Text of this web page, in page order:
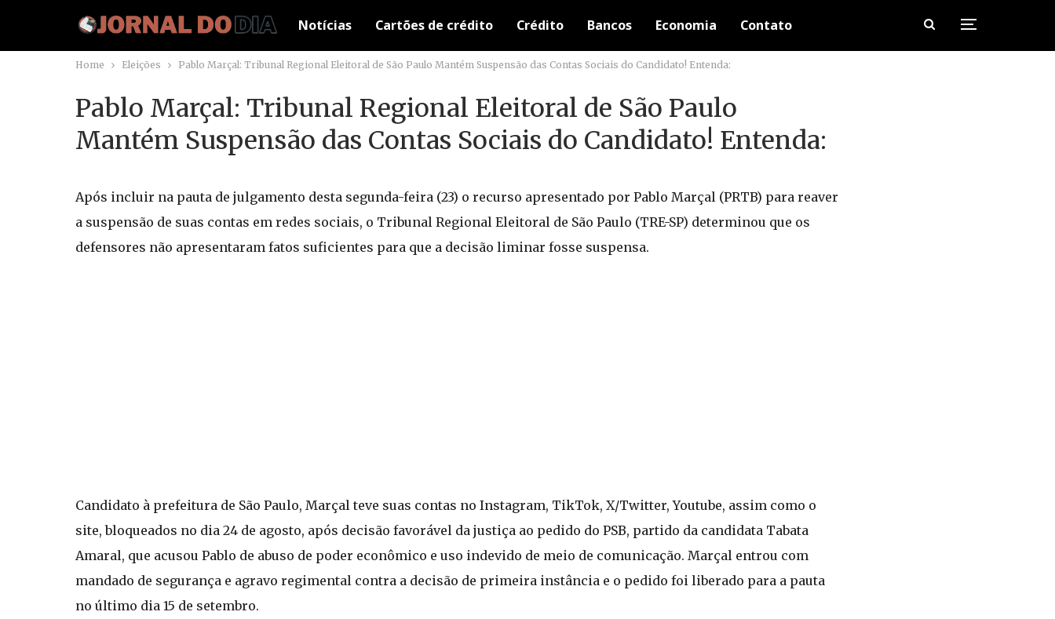
Notícias Cartões de crédito Crédito Bancos Economia Contato
Home Eleições Pablo Marçal: Tribunal Regional Eleitoral de São Paulo Mantém Suspensão das Contas Sociais do Candidato! Entenda:
Pablo Marçal: Tribunal Regional Eleitoral de São Paulo
Mantém Suspensão das Contas Sociais do Candidato! Entenda:
Após incluir na pauta de julgamento desta segunda-feira (23) o recurso apresentado por Pablo Marçal (PRTB) para reaver
a suspensão de suas contas em redes sociais, o Tribunal Regional Eleitoral de São Paulo (TRE-SP) determinou que os
defensores não apresentaram fatos suficientes para que a decisão liminar fosse suspensa.
Candidato à prefeitura de São Paulo, Marçal teve suas contas no Instagram, TikTok, X/Twitter, Youtube, assim como o
site, bloqueados no dia 24 de agosto, após decisão favorável da justiça ao pedido do PSB, partido da candidata Tabata
Amaral, que acusou Pablo de abuso de poder econômico e uso indevido de meio de comunicação. Marçal entrou com
mandado de segurança e agravo regimental contra a decisão de primeira instância e o pedido foi liberado para a pauta
no último dia 15 de setembro.